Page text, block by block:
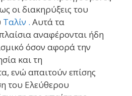
οι διακηρύξεις του
Ταλίν . Αυτά τα
αναφέρονται ήδη
όσον αφορά την
και τη
ενώ απαιτούν επίσης
του Ελεύθερου